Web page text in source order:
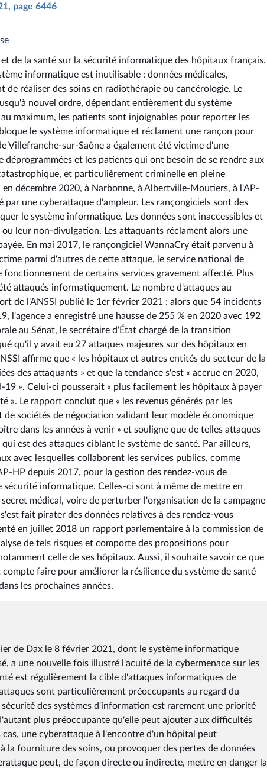
page 6446
de la santé sur la sécurité informatique des hôpitaux français.
informatique est inutilisable : données médicales,
réaliser des soins en radiothérapie ou cancérologie. Le
nouvel ordre, dépendant entièrement du système
maximum, les patients sont injoignables pour reporter les
le système informatique et réclament une rançon pour
Villefranche-sur-Saône a également été victime d'une
et les patients qui ont besoin de se rendre aux
et particulièrement criminelle en pleine
décembre 2020, à Narbonne, à Albertville-Moutiers, à l'AP-
une cyberattaque d'ampleur. Les rançongiciels sont des
le système informatique. Les données sont inaccessibles et
leur non-divulgation. Les attaquants réclament alors une
En mai 2017, le rançongiciel WannaCry était parvenu à
parmi d'autres de cette attaque, le service national de
de certains services gravement affecté. Plus
attaqués informatiquement. Le nombre d'attaques au
de l'ANSSI publié le 1er février 2021 : alors que 54 incidents
l'agence a enregistré une hausse de 255 % en 2020 avec 192
au Sénat, le secrétaire d'État chargé de la transition
qu'il y avait eu 27 attaques majeures sur des hôpitaux en
affirme que « les hôpitaux et autres entités du secteur de la
des attaquants » et que la tendance s'est « accrue en 2020,
». Celui-ci pousserait « plus facilement les hôpitaux à payer
Le rapport conclut que « les revenus générés par les
sociétés de négociation validant leur modèle économique
dans les années à venir » et souligne que de telles attaques
est des attaques ciblant le système de santé. Par ailleurs,
avec lesquelles collaborent les services publics, comme
HP depuis 2017, pour la gestion des rendez-vous de
informatique. Celles-ci sont à même de mettre en
médical, voire de perturber l'organisation de la campagne
fait pirater des données relatives à des rendez-vous
en juillet 2018 un rapport parlementaire à la commission de
de tels risques et comporte des propositions pour
celle de ses hôpitaux. Aussi, il souhaite savoir ce que
faire pour améliorer la résilience du système de santé
les prochaines années.
de Dax le 8 février 2021, dont le système informatique
a une nouvelle fois illustré l'acuité de la cybermenace sur les
est régulièrement la cible d'attaques informatiques de
sont particulièrement préoccupants au regard du
des systèmes d'information est rarement une priorité
plus préoccupante qu'elle peut ajouter aux difficultés
une cyberattaque à l'encontre d'un hôpital peut
la fourniture des soins, ou provoquer des pertes de données
peut, de façon directe ou indirecte, mettre en danger la